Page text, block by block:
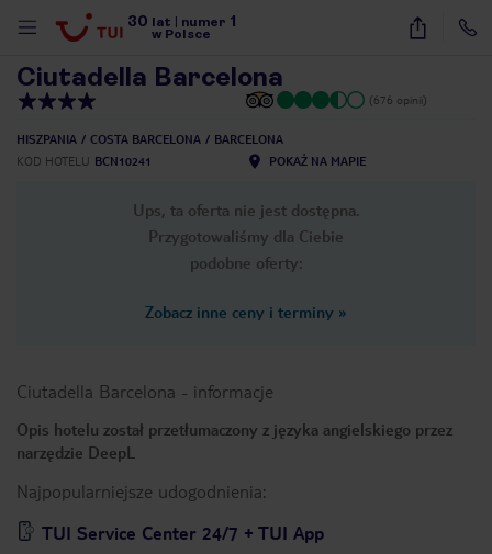
30 lat numer 1
w Polsce
26
Ciutadella Barcelona
(676 opinii)
HISZPANIA COSTA BARCELONA
BARCELONA
KOD HOTELU BCN10241 POKAŻ NA MAPIE
Ups, ta oferta nie jest dostępna.
Przygotowaliśmy dla Ciebie
podobne oferty:
Zobacz inne ceny i terminy »
Ciutadella Barcelona - informacje
Opis hotelu został przetłumaczony z języka angielskiego przez
narzędzie DeepL
Najpopularniejsze udogodnienia:
TUI Service Center 24/7 + TUI App